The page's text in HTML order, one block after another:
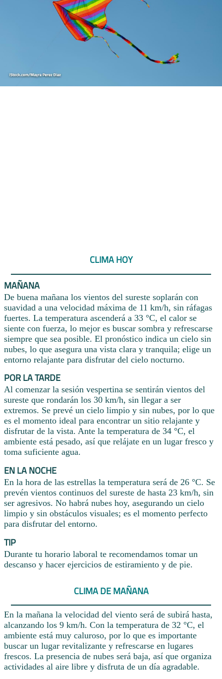
CLIMA HOY
MAÑANA
De buena mañana los vientos del sureste soplarán con
suavidad a una velocidad máxima de 11 km/h, sin ráfagas
fuertes. La temperatura ascenderá a 33 °C, el calor se
siente con fuerza, lo mejor es buscar sombra y refrescarse
siempre que sea posible. El pronóstico indica un cielo sin
nubes, lo que asegura una vista clara y tranquila; elige un
entorno relajante para disfrutar del cielo nocturno.
POR LA TARDE
Al comenzar la sesión vespertina se sentirán vientos del
sureste que rondarán los 30 km/h, sin llegar a ser
extremos. Se prevé un cielo limpio y sin nubes, por lo que
es el momento ideal para encontrar un sitio relajante y
disfrutar de la vista. Ante la temperatura de 34 °C, el
ambiente está pesado, así que relájate en un lugar fresco y
toma suficiente agua.
EN LA NOCHE
En la hora de las estrellas la temperatura será de 26 °C. Se
prevén vientos continuos del sureste de hasta 23 km/h, sin
ser agresivos. No habrá nubes hoy, asegurando un cielo
limpio y sin obstáculos visuales; es el momento perfecto
para disfrutar del entorno.
TIP
Durante tu horario laboral te recomendamos tomar un
descanso y hacer ejercicios de estiramiento y de pie.
CLIMA DE MAÑANA
En la mañana la velocidad del viento será de subirá hasta,
alcanzando los 9 km/h. Con la temperatura de 32 °C, el
ambiente está muy caluroso, por lo que es importante
buscar un lugar revitalizante y refrescarse en lugares
frescos. La presencia de nubes será baja, así que organiza
actividades al aire libre y disfruta de un día agradable.